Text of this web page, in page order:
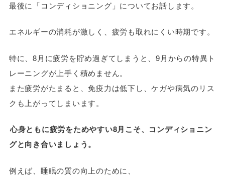
最後に「コンディショニング」についてお話します。
エネルギーの消耗が激しく、疲労も取れにくい時期です。
特に、8月に疲労を貯め過ぎてしまうと、9月からの特異ト
レーニングが上手く積めません。
また疲労がたまると、免疫力は低下し、ケガや病気のリス
クも上がってしまいます。
心身ともに疲労をためやすい8月こそ、コンディショニン
グと向き合いましょう。
例えば、睡眠の質の向上のために、